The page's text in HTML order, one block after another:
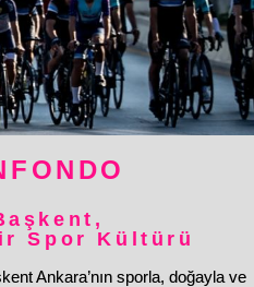
Spor Kültürü
Ankara’nın sporla, doğayla ve